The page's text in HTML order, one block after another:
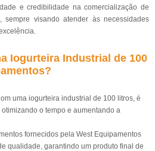
e credibilidade na comercialização de
sempre visando atender às necessidades
Iogurteira Industrial de 100
uma iogurteira industrial de 100 litros, é
o tempo e aumentando a
fornecidos pela West Equipamentos
qualidade, garantindo um produto final de